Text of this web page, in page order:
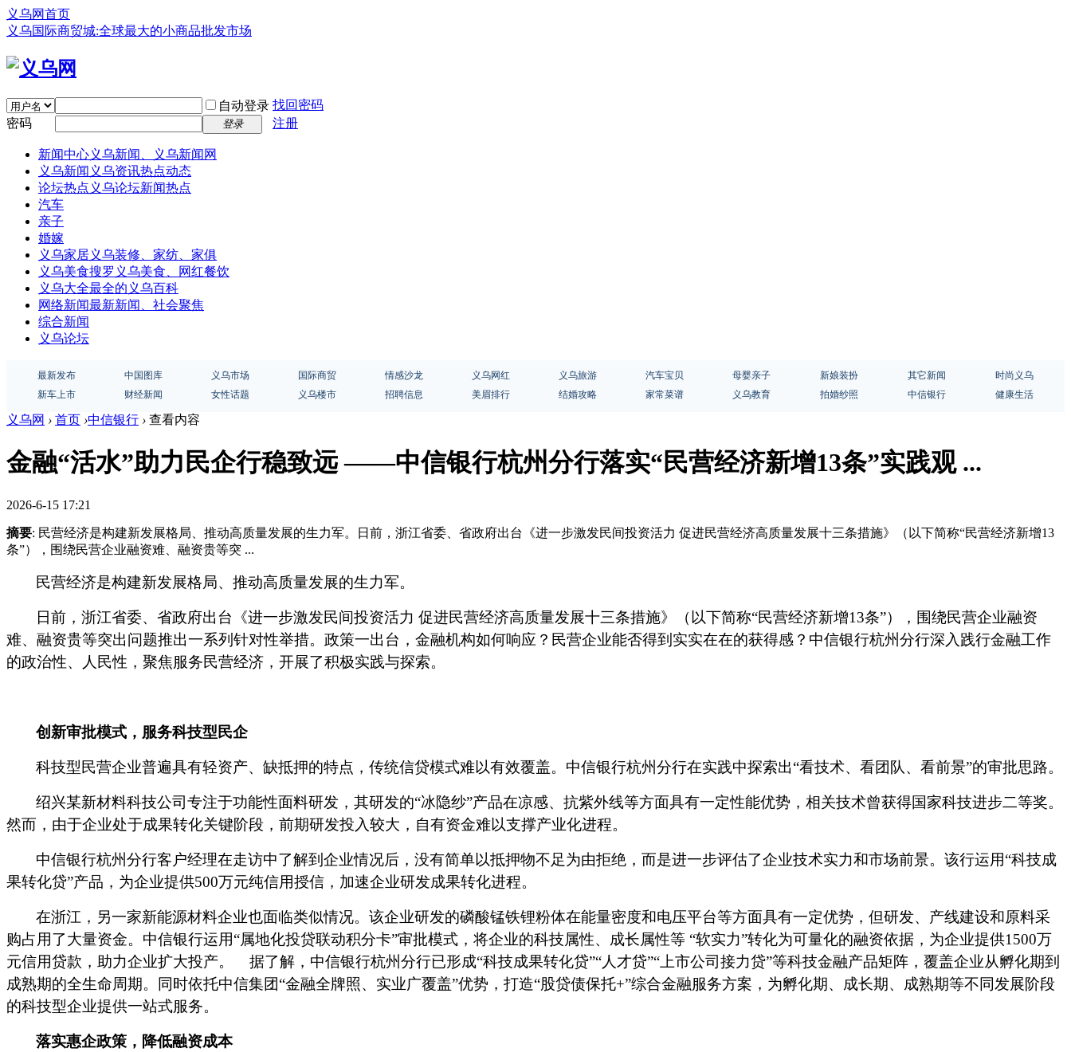
义乌网首页
义乌国际商贸城:全球最大的小商品批发市场
自动登录 找回密码
密码
登录 注册
新闻中心义乌新闻、义乌新闻网
义乌新闻 义乌资讯热点动态
论坛热点 义乌论坛新闻热点
汽车
亲子
婚嫁
义乌家居义乌装修、家纺、家俱
义乌美食搜罗义乌美食、网红餐饮
义乌大全最全的义乌百科
网络新闻最新新闻、社会聚焦
综合新闻
义乌论坛
最新发布 中国图库 义乌市场 国际商贸 情感沙龙 义乌网红 义乌旅游 汽车宝贝 母婴亲子 新娘装扮 其它新闻
时尚义乌
新车上市
财经新闻 女性话题 义乌楼市 招聘信息 美眉排行 结婚攻略 家常菜谱 义乌教育 拍婚纱照 中信银行 健康生活
义乌网 › 首页 ›中信银行 › 查看内容
金融“活水”助力民企行稳致远 ——中信银行杭州分行落实“民营经济新增13条”实践观 ...
2026-6-15 17:21
摘要: 民营经济是构建新发展格局、推动高质量发展的生力军。日前，浙江省委、省政府出台《进一步激发民间投资活力 促进民营经济高质量发展十三条措施》（以下简称“民营经济新增13
条”），围绕民营企业融资难、融资贵等突 ...
民营经济是构建新发展格局、推动高质量发展的生力军。
日前，浙江省委、省政府出台《进一步激发民间投资活力 促进民营经济高质量发展十三条措施》（ 以下简称“民营经济新增13条”），围绕民营企业融资
难、融资贵等突出问题推出一系列针对性举措。政策一出台，金融机构如何响应？民营企业能否得到实实在在的获得感？ 中信银行杭州分行深入践行金融工作
的政治性、人民性，聚焦服务民营经济，开展了积极实践与探索。
创新审批模式，服务科技型民企
科技型民营企业普遍具有轻资产、缺抵押的特点，传统信贷模式难以有效覆盖。中信银行杭州分行在实践中探索出“看技术、看团队、看前景”的审批思路。
绍兴某新材料科技公司专注于功能性面料研发，其研发的“冰隐纱”产品在凉感、抗紫外线等方面具有一定性能优势，相关技术曾获得国家科技进步二等奖。
然而，由于企业处于成果转化关键阶段，前期研发投入较大，自有资金难以支撑产业化进程。
中信银行杭州分行客户经理在走访中了解到企业情况后，没有简单以抵押物不足为由拒绝，而是进一步评估了企业技术实力和市场前景。该行运用“科技成
果转化贷”产品，为企业提供500万元纯信用授信， 加速企业研发成果转化进程。
在浙江，另一家新能源材料企业也面临类似情况。该企业研发的磷酸锰铁锂粉体在能量密度和电压平台等方面具有一定优势，但研发、产线建设和原料采
购占用了大量资金。中信银行运用“属地化投贷联动积分卡”审批模式，将企业的科技属性、成长属性等 “软实力”转化为可量化的融资依据，为企业提供1500万
元信用贷款，助力企业扩大投产。
据了解，中信银行杭州分行已形成“科技成果转化贷”“人才贷”“上市公司接力贷”等科技金融产品矩阵，覆盖企业从孵化期到
成熟期的全生命周期。同时依托中信集团“金融全牌照、实业广覆盖”优势，打造“股贷债保托+”综合金融服务方案，为孵化期、成长期、成熟期等不同发展阶段
的科技型企业提供一站式服务。
落实惠企政策，降低融资成本